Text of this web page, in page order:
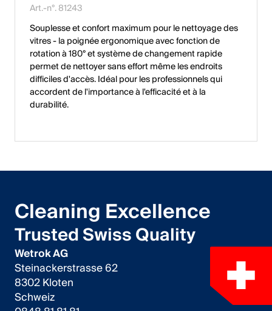
Art.-n°. 81243
Souplesse et confort maximum pour le nettoyage des
vitres - la poignée ergonomique avec fonction de
rotation à 180° et système de changement rapide
permet de nettoyer sans effort même les endroits
difficiles d'accès. Idéal pour les professionnels qui
accordent de l'importance à l'efficacité et à la
durabilité.
Cleaning Excellence
Trusted Swiss Quality
Wetrok AG
Steinackerstrasse 62
8302 Kloten
Schweiz